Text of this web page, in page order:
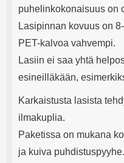
puhelinkokonaisuus on
Lasipinnan kovuus on
PET-kalvoa vahvempi.
Lasiin ei saa yhtä
esineilläkään,
Karkaistusta lasista
ilmakuplia.
Paketissa on mukana
ja kuiva puhdistuspyyhe.